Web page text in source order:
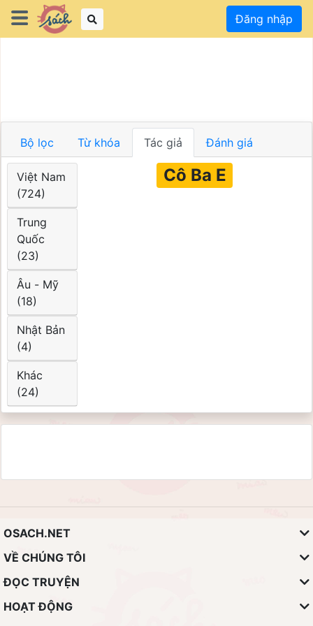
Đăng nhập
Bộ lọc Từ khóa Tác giả Đánh giá
Việt Nam
(724)
Trung
Quốc
(23)
Âu - Mỹ
(18)
Nhật Bản
(4)
Khác
(24)
Cô Ba E
OSACH.NET
VỀ CHÚNG TÔI
ĐỌC TRUYỆN
HOẠT ĐỘNG